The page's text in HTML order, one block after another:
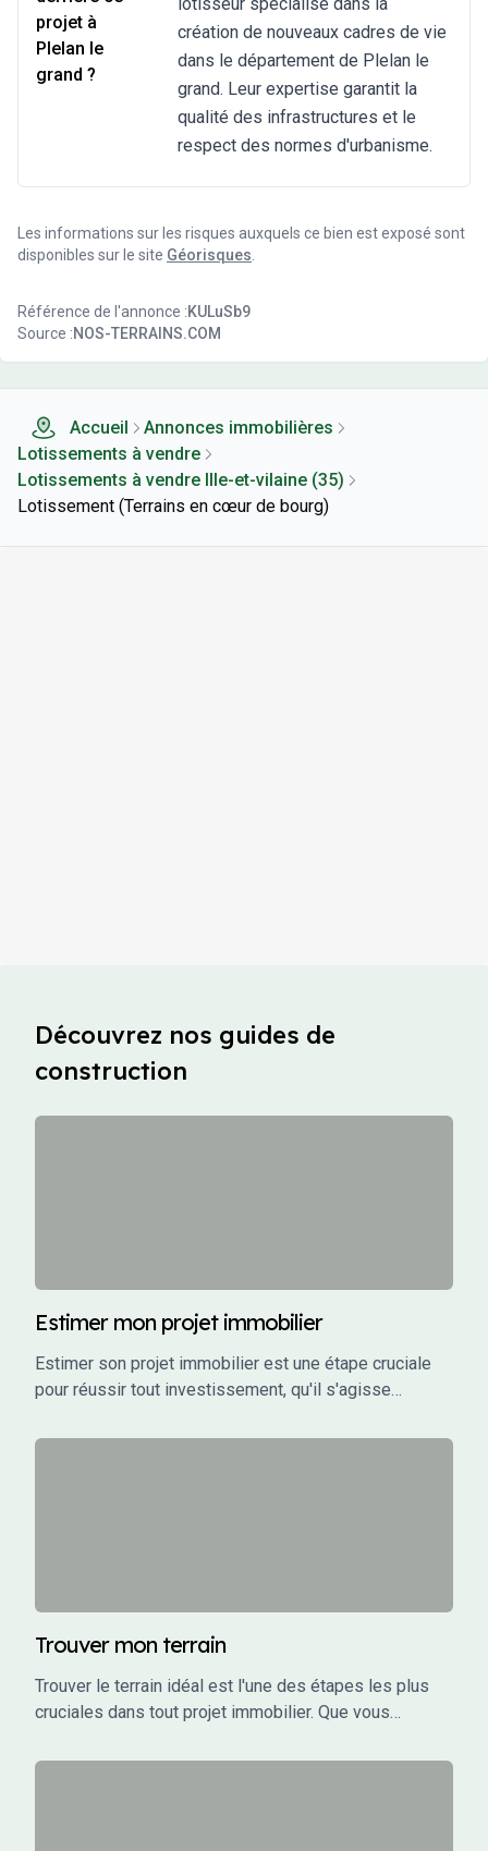
projet à
Plelan le
grand ?
création de nouveaux cadres de vie
dans le département de Plelan le
grand. Leur expertise garantit la
qualité des infrastructures et le
respect des normes d'urbanisme.
Les informations sur les risques auxquels ce bien est exposé sont
disponibles sur le site Géorisques
Référence de l'annonce :KULuSb9
Source :NOS-TERRAINS.COM
Accueil
Annonces immobilières
Lotissements à vendre
Lotissements à vendre Ille-et-vilaine (35)
Lotissement (Terrains en cœur de bourg)
Découvrez nos guides de
construction
Estimer mon projet immobilier
Estimer son projet immobilier est une étape cruciale
pour réussir tout investissement, qu'il s'agisse
d'investir dans un bien locatif. Une estimation précise
Trouver mon terrain
Trouver le terrain idéal est l'une des étapes les plus
cruciales dans tout projet immobilier. Que vous
d'investir dans un projet locatif ou de développer un